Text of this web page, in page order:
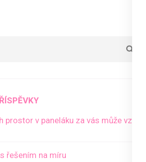
prostor v paneláku za vás může vzít
řešením na míru